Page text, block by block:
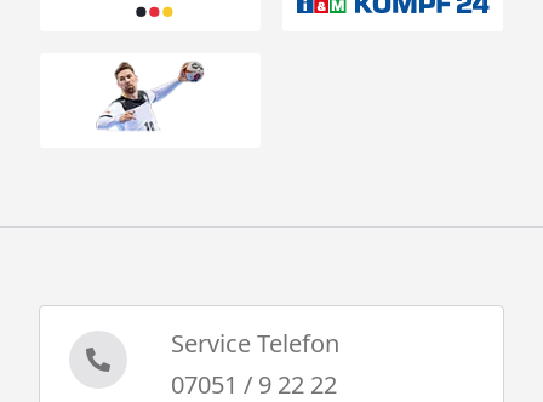
Service Telefon
07051 / 9 22 22